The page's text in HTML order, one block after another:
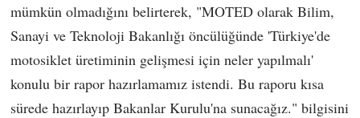
mümkün olmadığını belirterek, "MOTED olarak Bilim,
Sanayi ve Teknoloji Bakanlığı öncülüğünde 'Türkiye'de
motosiklet üretiminin gelişmesi için neler yapılmalı'
konulu bir rapor hazırlamamız istendi. Bu raporu kısa
sürede hazırlayıp Bakanlar Kurulu'na sunacağız." bilgisini